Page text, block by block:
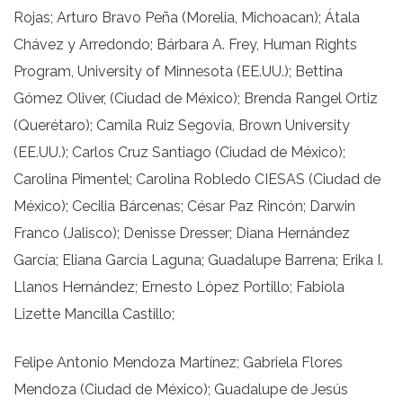
Rojas; Arturo Bravo Peña (Morelia, Michoacan); Átala
Chávez y Arredondo; Bárbara A. Frey, Human Rights
Program, University of Minnesota (EE.UU.); Bettina
Gómez Oliver, (Ciudad de México); Brenda Rangel Ortiz
(Querétaro); Camila Ruiz Segovia, Brown University
(EE.UU.); Carlos Cruz Santiago (Ciudad de México);
Carolina Pimentel; Carolina Robledo CIESAS (Ciudad de
México); Cecilia Bárcenas; César Paz Rincón; Darwin
Franco (Jalisco); Denisse Dresser; Diana Hernández
García; Eliana García Laguna; Guadalupe Barrena; Erika I.
Llanos Hernández; Ernesto López Portillo; Fabiola
Lizette Mancilla Castillo;
Felipe Antonio Mendoza Martínez; Gabriela Flores
Mendoza (Ciudad de México); Guadalupe de Jesús